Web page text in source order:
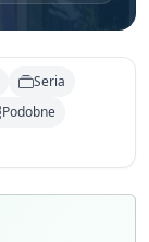
Seria
Podobne